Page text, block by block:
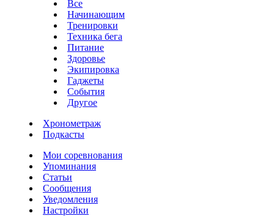
Все
Начинающим
Тренировки
Техника бега
Питание
Здоровье
Экипировка
Гаджеты
События
Другое
Хронометраж
Подкасты
Мои соревнования
Упоминания
Статьи
Сообщения
Уведомления
Настройки